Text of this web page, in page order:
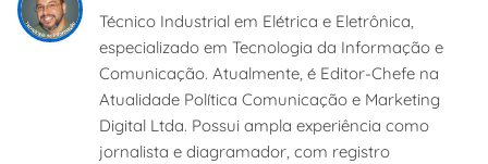
Técnico Industrial em Elétrica e Eletrônica,
especializado em Tecnologia da Informação e
Comunicação. Atualmente, é Editor-Chefe na
Atualidade Política Comunicação e Marketing
Digital Ltda. Possui ampla experiência como
jornalista e diagramador, com registro